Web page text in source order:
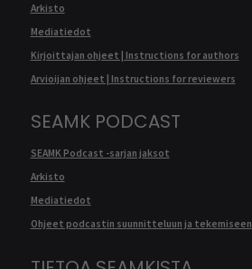
Arkisto
Mediatiedot
Kirjoittajan ohjeet | Instructions for authors
Arvioijan ohjeet | Instructions for reviewers
SEAMK PODCAST
SEAMK Podcast -sarjan jaksot
Arkisto
Mediatiedot
Ohjeet podcastin suunnitteluun ja tekemiseen